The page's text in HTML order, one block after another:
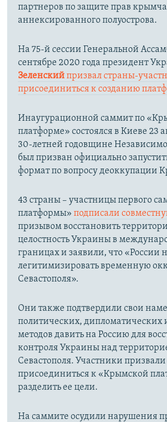
партнеров по защите прав
аннексированного полуострова.
На 75-й сессии Генеральной
сентябре 2020 года президент
Зеленскийпризвал страны-
присоединиться к созданию
Инаугурационной саммит по
платформе» состоялся в Киеве 23
30-летней годовщине
был призван официально
формат по вопросу деоккупации
43 страны – участницы первого
платформы» подписали
призывом восстановить
целостность Украины в
границах и заявили, что «России
легитимизировать временную
Севастополя».
Они также подтвердили свои
политических, дипломатических
методов давить на Россию для
контроля Украины над
Севастополя. Участники
присоединиться к «Крымской
разделить ее цели.
На саммите осудили нарушения